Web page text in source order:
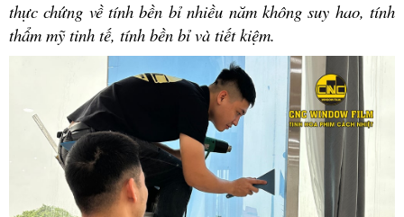
thực chứng về tính bền bỉ nhiều năm không suy hao, tính
thẩm mỹ tinh tế, tính bền bỉ và tiết kiệm.